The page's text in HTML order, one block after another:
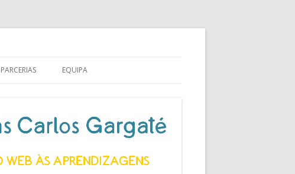
PARCERIAS EQUIPA